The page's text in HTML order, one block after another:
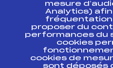
Ressources
Pass’Neige
Projet sportif fédéral
Projet de
mesure
Analytics) afin
fréquentation
proposer du
performances du
cookies
cookies de
sont déposés